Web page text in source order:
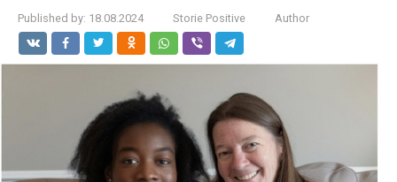
Published by: 18.08.2024 Storie Positive Author